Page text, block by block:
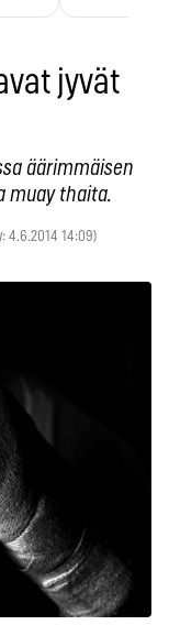
jyvät
äärimmäisen
muay thaita.
4.6.2014 14:09)